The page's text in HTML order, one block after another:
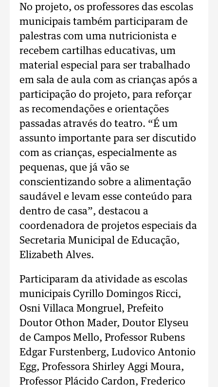
No projeto, os professores das escolas
municipais também participaram de
palestras com uma nutricionista e
recebem cartilhas educativas, um
material especial para ser trabalhado
em sala de aula com as crianças após a
participação do projeto, para reforçar
as recomendações e orientações
passadas através do teatro. “É um
assunto importante para ser discutido
com as crianças, especialmente as
pequenas, que já vão se
conscientizando sobre a alimentação
saudável e levam esse conteúdo para
dentro de casa”, destacou a
coordenadora de projetos especiais da
Secretaria Municipal de Educação,
Elizabeth Alves.
Participaram da atividade as escolas
municipais Cyrillo Domingos Ricci,
Osni Villaca Mongruel, Prefeito
Doutor Othon Mader, Doutor Elyseu
de Campos Mello, Professor Rubens
Edgar Furstenberg, Ludovico Antonio
Egg, Professora Shirley Aggi Moura,
Professor Plácido Cardon, Frederico